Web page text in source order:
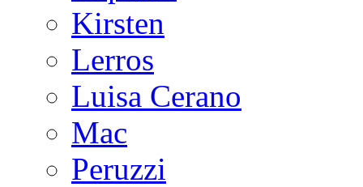
Kirsten
Lerros
Luisa Cerano
Mac
Peruzzi